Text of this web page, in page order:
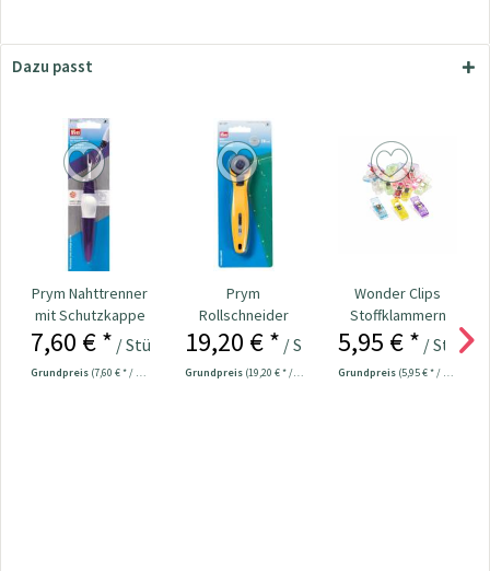
Dazu passt
Prym Nahttrenner
mit Schutzkappe
13,5 cm Nr....
7,60 € * / Stück
Grundpreis (7,60 € * / 1 Stück)
Prym
Rollschneider
"Mini" 28 mm Nr.
19,20 € * / Stück
Grundpreis (19,20 € * / 1 Stück)
Wonder Clips
Stoffklammern
klein - 20 Stück
5,95 € * / Stück
Grundpreis (5,95 € * / 1 Stück)